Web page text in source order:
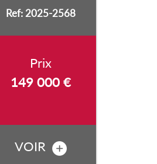
Ref: 2025-2568
Prix
149 000 €
VOIR